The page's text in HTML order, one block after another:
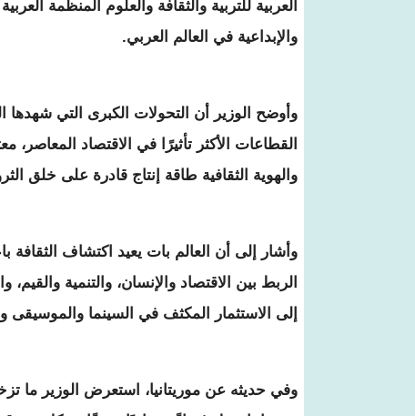
العربية للتربية والثقافة والعلوم المنظمة
والإبداعية في العالم العربي.
وأوضح الوزير أن التحولات الكبرى التي شهدها
القطاعات الأكثر تأثيرًا في الاقتصاد المعاصر،
والهوية الثقافية طاقة إنتاج قادرة على خلق
وأشار إلى أن العالم بات يعيد اكتشاف الثقافة
الربط بين الاقتصاد والإنسان، والتنمية
إلى الاستثمار المكثف في السينما والموسيقى
وفي حديثه عن موريتانيا، استعرض الوزير ما